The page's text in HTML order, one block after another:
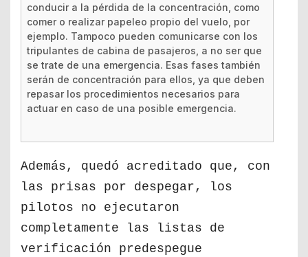
conducir a la pérdida de la concentración, como
comer o realizar papeleo propio del vuelo, por
ejemplo. Tampoco pueden comunicarse con los
tripulantes de cabina de pasajeros, a no ser que
se trate de una emergencia. Esas fases también
serán de concentración para ellos, ya que deben
repasar los procedimientos necesarios para
actuar en caso de una posible emergencia.
Además, quedó acreditado que, con
las prisas por despegar, los
pilotos no ejecutaron
completamente las listas de
verificación predespegue